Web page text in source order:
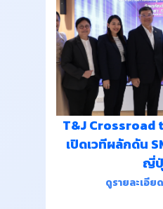
T&J Crossroad
เปิดเวทีผลักดัน
ญี่
ดูรายละเอีย